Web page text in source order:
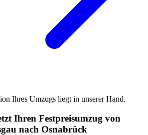
Ihres Umzugs liegt in unserer Hand.
Ihren Festpreisumzug von
nach Osnabrück